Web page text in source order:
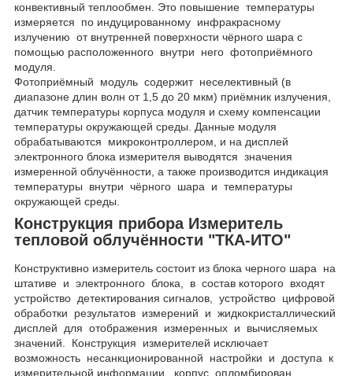
конвективный теплообмен. Это повышение температуры
измеряется по индуцированному инфракрасному
излучению от внутренней поверхности чёрного шара с
помощью расположенного внутри него фотоприёмного
модуля.
Фотоприёмный модуль содержит неселективный (в
диапазоне длин волн от 1,5 до 20 мкм) приёмник излучения,
датчик температуры корпуса модуля и схему компенсации
температуры окружающей среды. Данные модуля
обрабатываются микроконтроллером, и на дисплей
электронного блока измерителя выводятся значения
измеренной облучённости, а также производится индикация
температуры внутри чёрного шара и температуры
окружающей среды.
Конструкция прибора Измеритель
тепловой облучённости "ТКА-ИТО"
Конструктивно измеритель состоит из блока черного шара на
штативе и электронного блока, в состав которого входят
устройство детектирования сигналов, устройство цифровой
обработки результатов измерений и жидкокристаллический
дисплей для отображения измеренных и вычисляемых
значений. Конструкция измерителей исключает
возможность несанкционированной настройки и доступа к
измерительной информации, корпус опломбирован,